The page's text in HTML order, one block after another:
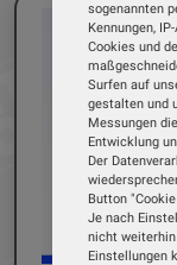
sogenannten
Kennungen,
Cookies und
Surfen auf
gestalten und
Messungen
Entwicklung
Der
Button
Je nach
nicht weiterhin
Einstellungen